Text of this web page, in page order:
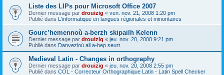
Liste des LIPs pour Microsoft Office 2007
Dernier message par drouizig « ven. nov. 21, 2008 1:20 pm
Publié dans L'informatique en langues régionales et minoritaires
Gourc’hemennoù a-berzh skipailh Kelenn
Dernier message par drouizig « jeu. nov. 20, 2008 9:21 pm
Publié dans Danvezioù all a-bep seurt
Medieval Latin - Changes in orthography
Dernier message par drouizig « jeu. nov. 20, 2008 2:55 pm
Publié dans COL - Correcteur Orthographique Latin - Latin Spell Checker